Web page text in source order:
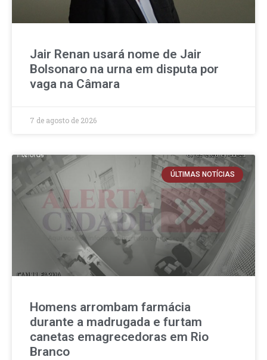
Jair Renan usará nome de Jair
Bolsonaro na urna em disputa por
vaga na Câmara
7 de agosto de 2026
ÚLTIMAS NOTÍCIAS
Homens arrombam farmácia
durante a madrugada e furtam
canetas emagrecedoras em Rio
Branco